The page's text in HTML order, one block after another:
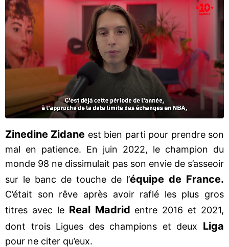
Zinedine Zidane est bien parti pour prendre son
mal en patience. En juin 2022, le champion du
monde 98 ne dissimulait pas son envie de s’asseoir
sur le banc de touche de l’équipe de France.
C’était son rêve après avoir raflé les plus gros
titres avec le Real Madrid entre 2016 et 2021,
dont trois Ligues des champions et deux Liga
pour ne citer qu’eux.